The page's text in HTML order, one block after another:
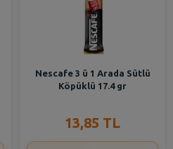
Nescafe 3 ü 1 Arada Sütlü
Köpüklü 17.4 gr
13,85 TL